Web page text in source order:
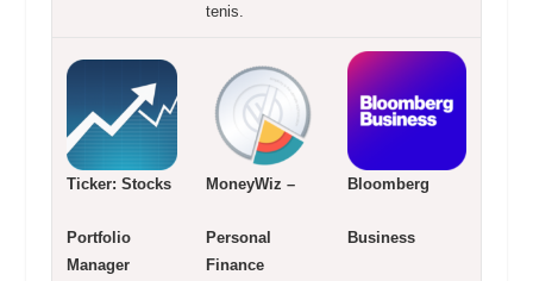
tenis.
Ticker: Stocks
Portfolio
Manager
MoneyWiz –
Personal
Finance
Bloomberg
Business